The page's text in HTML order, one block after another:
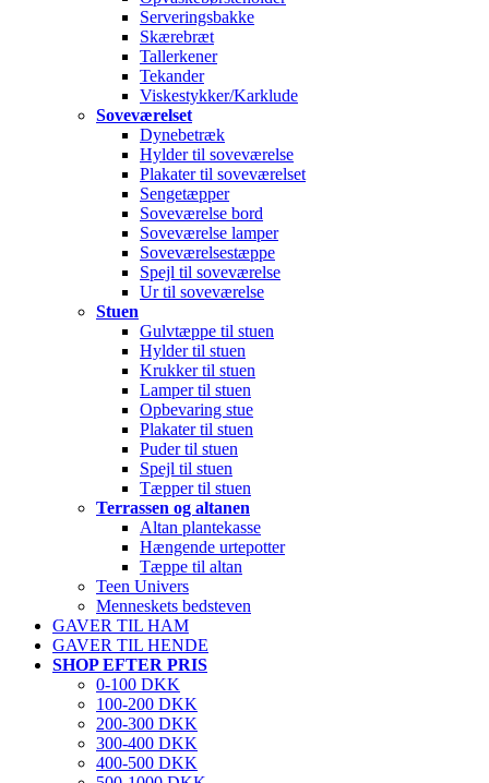
Serveringsbakke
Skærebræt
Tallerkener
Tekander
Viskestykker/Karklude
Soveværelset
Dynebetræk
Hylder til soveværelse
Plakater til soveværelset
Sengetæpper
Soveværelse bord
Soveværelse lamper
Soveværelsestæppe
Spejl til soveværelse
Ur til soveværelse
Stuen
Gulvtæppe til stuen
Hylder til stuen
Krukker til stuen
Lamper til stuen
Opbevaring stue
Plakater til stuen
Puder til stuen
Spejl til stuen
Tæpper til stuen
Terrassen og altanen
Altan plantekasse
Hængende urtepotter
Tæppe til altan
Teen Univers
Menneskets bedsteven
GAVER TIL HAM
GAVER TIL HENDE
SHOP EFTER PRIS
0-100 DKK
100-200 DKK
200-300 DKK
300-400 DKK
400-500 DKK